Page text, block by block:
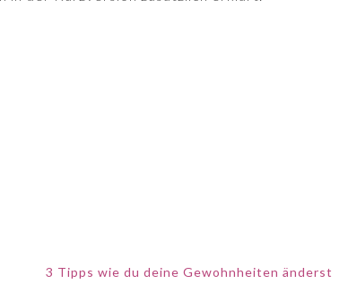
3 Tipps wie du deine Gewohnheiten änderst